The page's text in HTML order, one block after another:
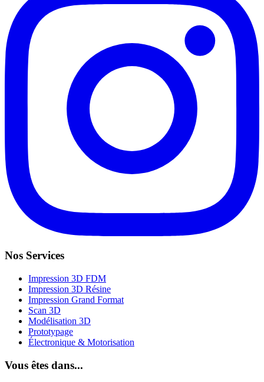
Nos Services
Impression 3D FDM
Impression 3D Résine
Impression Grand Format
Scan 3D
Modélisation 3D
Prototypage
Électronique & Motorisation
Vous êtes dans...